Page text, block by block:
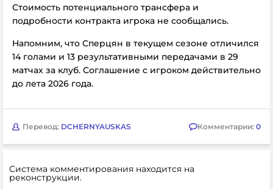
Стоимость потенциального трансфера и
подробности контракта игрока не сообщались.
Напомним, что Сперцян в текущем сезоне отличился
14 голами и 13 результативными передачами в 29
матчах за клуб. Соглашение с игроком действительно
до лета 2026 года.
Перевод: DCHERNYAUSKAS Комментарии: 0
Система комментирования находится на
реконструкции.